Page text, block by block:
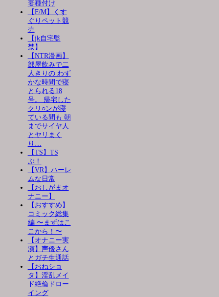
妻種付け
【F/M】くす
ぐりペット競
売
【jk自宅監
禁】
【NTR漫画】
部屋飲みで二
人きりの わず
かな時間で寝
とられる18
号。 帰宅した
クリ○ンが寝
ている間も 朝
までサイヤ人
とヤリまく
り…
【TS】TS
ぶ！
【VR】ハーレ
ムな日常
【おしがまオ
ナニー】
【おすすめ】
コミック総集
編 〜まずはこ
こから！〜
【オナニー実
演】声優さん
とガチ生通話
【おねショ
タ】淫乱メイ
ド絶倫ドロー
イング